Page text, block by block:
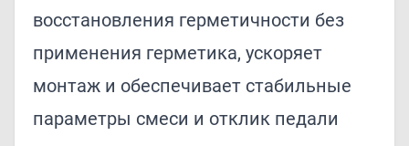
восстановления герметичности без
применения герметика, ускоряет
монтаж и обеспечивает стабильные
параметры смеси и отклик педали